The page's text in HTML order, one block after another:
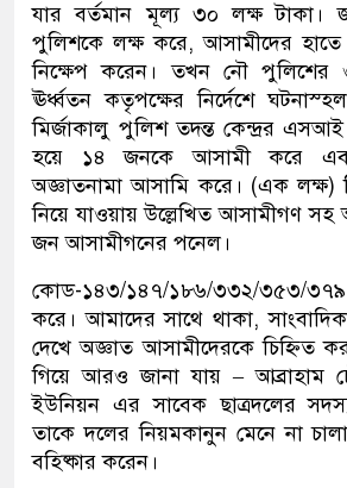
যার বর্তমান মূল্য ৩০ লক্ষ টাকা।
পুলিশকে লক্ষ করে, আসামীদের
নিক্ষেপ করেন। তখন নৌ পুলিশের
ঊর্ধ্বতন কতৃপক্ষের নির্দেশে
মির্জাকালু পুলিশ তদন্ত কেন্দ্রর
হয়ে ১৪ জনকে আসামী করে
অজ্ঞাতনামা আসামি করে। (এক লক্ষ)
নিয়ে যাওয়ায় উল্লেখিত আসামীগণ সহ
জন আসামীগনের পনেল।
কোড-১৪৩/১৪৭/১৮৬/৩৩২/৩৫৩/
করে। আমাদের সাথে থাকা,
দেখে অজ্ঞাত আসামীদেরকে চিহ্নিত
গিয়ে আরও জানা যায় – আব্রাহাম
ইউনিয়ন এর সাবেক ছাত্রদলের
তাকে দলের নিয়মকানুন মেনে না
বহিষ্কার করেন।